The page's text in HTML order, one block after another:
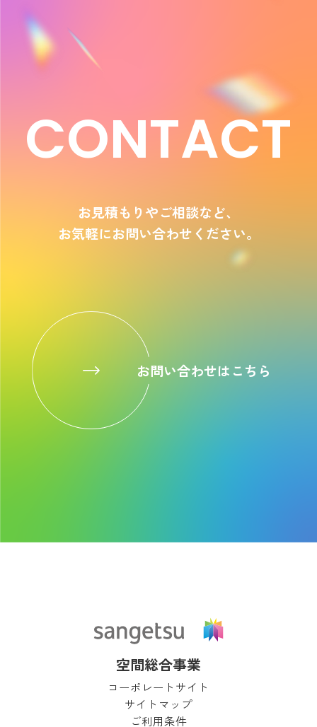
CONTACT
お見積もりやご相談など、
お気軽にお問い合わせください。
お問い合わせはこちら
空間総合事業
コーポレートサイト
サイトマップ
ご利用条件